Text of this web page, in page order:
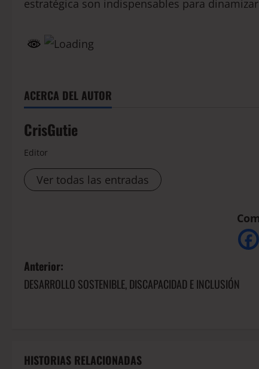
estratégica son indispensables para
ACERCA DEL AUTOR
CrisGutie
Editor
Ver todas las entradas
Anterior:
DESARROLLO SOSTENIBLE, DISCAPACIDAD E INCLUSIÓN
HISTORIAS RELACIONADAS